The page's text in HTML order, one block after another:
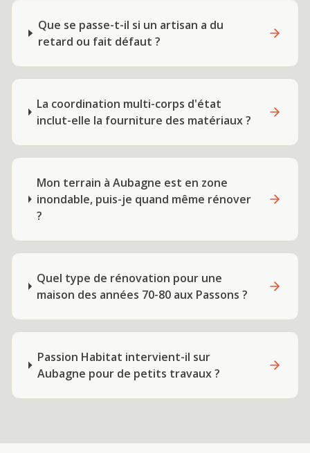
Que se passe-t-il si un artisan a du
retard ou fait défaut ?
La coordination multi-corps d'état
inclut-elle la fourniture des matériaux ?
Mon terrain à Aubagne est en zone
inondable, puis-je quand même rénover
?
Quel type de rénovation pour une
maison des années 70-80 aux Passons ?
Passion Habitat intervient-il sur
Aubagne pour de petits travaux ?